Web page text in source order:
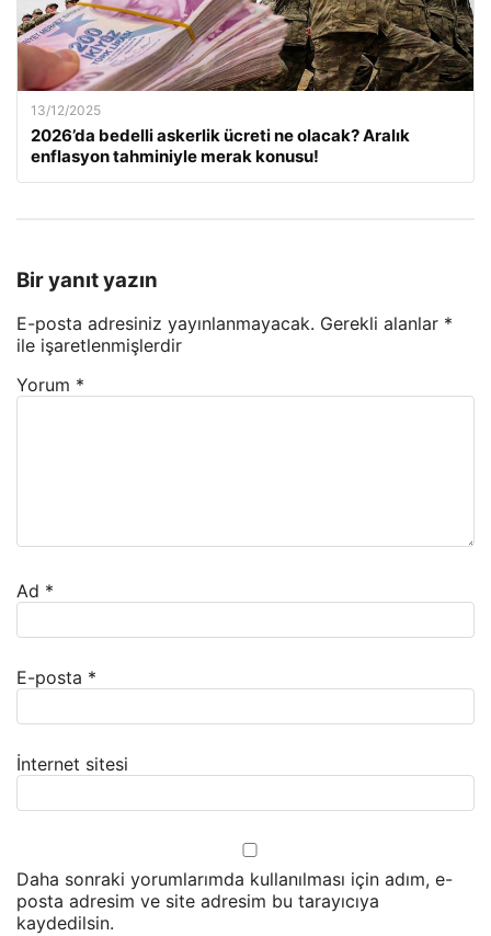
13/12/2025
2026’da bedelli askerlik ücreti ne olacak? Aralık
enflasyon tahminiyle merak konusu!
Bir yanıt yazın
E-posta adresiniz yayınlanmayacak. Gerekli alanlar *
ile işaretlenmişlerdir
Yorum *
Ad *
E-posta *
İnternet sitesi
Daha sonraki yorumlarımda kullanılması için adım, e-
posta adresim ve site adresim bu tarayıcıya
kaydedilsin.